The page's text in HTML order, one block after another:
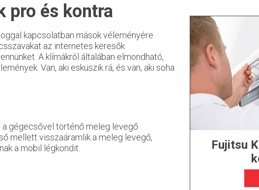
pro és kontra
kapcsolatban mások véleményére
az internetes keresők
A klímákról általában elmondható,
Van, aki esküszik rá, és van, aki soha
a gégecsővel történő meleg levegő
mellett visszaáramlik a meleg levegő,
a mobil légkondit.
Fujitsu